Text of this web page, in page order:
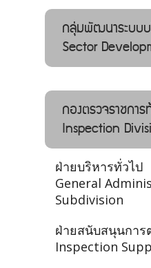
กลุ่มพัฒนาระบบ
Sector
กองตรวจราชกา
Inspection
ฝ่ายบริหารทั่วไป
General
Subdivision
ฝ่ายสนับสนุนการ
Inspection